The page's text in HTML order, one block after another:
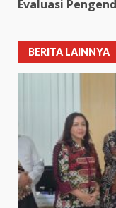
Evaluasi
BERITA LAINNYA